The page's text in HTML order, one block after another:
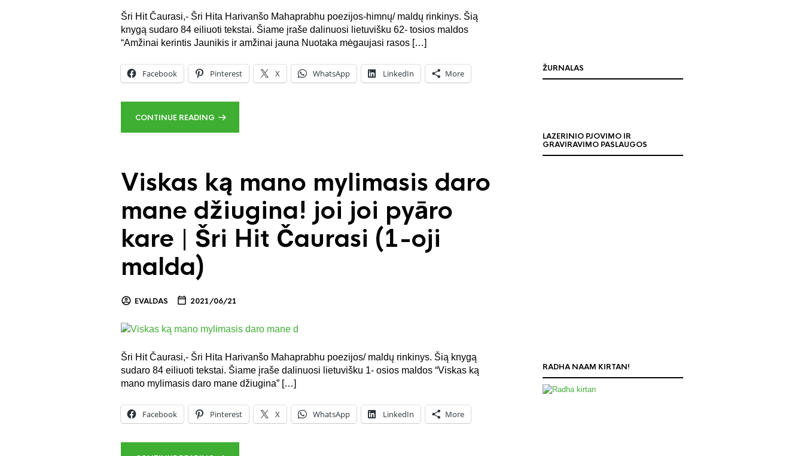
Šri Hit Čaurasi,- Šri Hita Harivanšo Mahaprabhu poezijos-himnų/ maldų rinkinys. Šią
knygą sudaro 84 eiliuoti tekstai. Šiame įraše dalinuosi lietuvišku 62- tosios maldos
“Amžinai kerintis Jaunikis ir amžinai jauna Nuotaka mėgaujasi rasos […]
Facebook Pinterest X WhatsApp LinkedIn More
CONTINUE READING
Viskas ką mano mylimasis daro
mane džiugina! joi joi pyāro
kare | Šri Hit Čaurasi (1-oji
malda)
EVALDAS 2021/06/21
Šri Hit Čaurasi,- Šri Hita Harivanšo Mahaprabhu poezijos/ maldų rinkinys. Šią knygą
sudaro 84 eiliuoti tekstai. Šiame įraše dalinuosi lietuvišku 1- osios maldos “Viskas ką
mano mylimasis daro mane džiugina” […]
Facebook Pinterest X WhatsApp LinkedIn More
ŽURNALAS
LAZERINIO PJOVIMO IR
GRAVIRAVIMO PASLAUGOS
RADHA NAAM KIRTAN!